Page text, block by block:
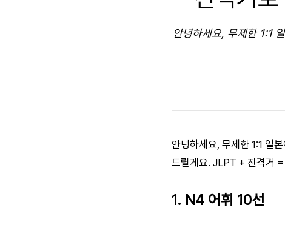
안녕하세요, 무제한 1:1
안녕하세요, 무제한 1:1 일
드릴게요. JLPT + 진격거
1. N4 어휘 10선